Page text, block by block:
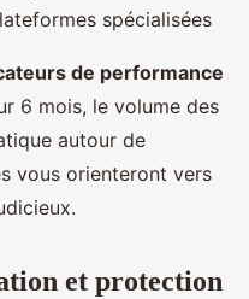
spécialisées
de performance
6 mois, le volume des
autour de
vous orienteront vers
et protection